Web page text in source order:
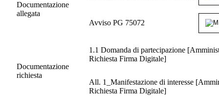
Documentazione
allegata
Avviso PG 75072
Documentazione
richiesta
1.1 Domanda di partecipazione
Richiesta Firma Digitale]
All. 1_Manifestazione di interesse
Richiesta Firma Digitale]